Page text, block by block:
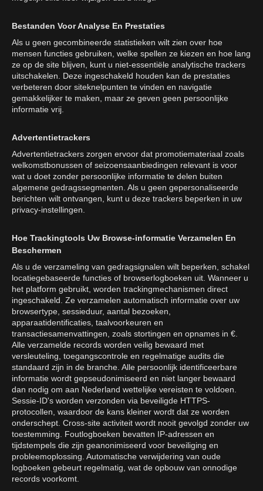
Bestanden Voor Analyse En Prestaties
Als u geen gecombineerde statistieken wilt zien over hoe
mensen functies gebruiken, welke spellen ze kiezen en hoe lang
ze op de site blijven, kunt u niet-essentiële analytische trackers
uitschakelen. Deze ingeschakeld houden kan de prestaties
verbeteren door siteknelpunten te vinden en navigatie
gemakkelijker te maken, maar ze geven geen persoonlijke
informatie vrij.
Advertentietrackers
Advertentietrackers zorgen ervoor dat promotiemateriaal zoals
welkomstbonussen of seizoensaanbiedingen relevant is voor
wat u doet zonder persoonlijke informatie te delen buiten
algemene gedragssegmenten. Als u geen gepersonaliseerde
berichten wilt ontvangen, kunt u deze trackers beperken in uw
privacy-instellingen.
Hoe Trackingtools Uw Browse-informatie Verzamelen En
Beschermen
Als u de verzameling van gedragsignalen wilt beperken, schakel
locatiegebaseerde functies of browserlogboeken uit. Wanneer u
het platform gebruikt, worden trackingmechanismen direct
ingeschakeld. Ze verzamelen automatisch informatie over uw
browsertype, sessieduur, aantal bezoeken,
apparaatidentificaties, taalvoorkeuren en
transactiesamenvattingen, zoals stortingen en opnames in €.
Alle verzamelde records worden veilig bewaard met
versleuteling, toegangscontrole en regelmatige audits die
standaard zijn in de branche. Alle persoonlijk identificeerbare
informatie wordt gepseudonimiseerd en niet langer bewaard
dan nodig om aan Nederland wettelijke vereisten te voldoen.
Sessie-ID's worden verzonden via beveiligde HTTPS-
protocollen, waardoor de kans kleiner wordt dat ze worden
onderschept. Cross-site activiteit wordt nooit gevolgd zonder uw
toestemming. Foutlogboeken bevatten IP-adressen en
tijdstempels die zijn geanonimiseerd voor beveiliging en
probleemoplossing. Automatische verwijdering van oude
logboeken gebeurt regelmatig, wat de opbouw van onnodige
records voorkomt.